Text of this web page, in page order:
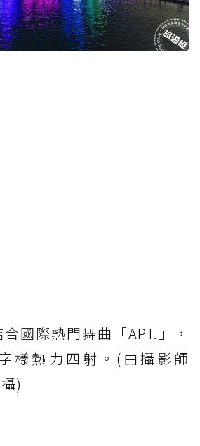
國際熱門舞曲「APT.」，
樣熱力四射。(由攝影師
)